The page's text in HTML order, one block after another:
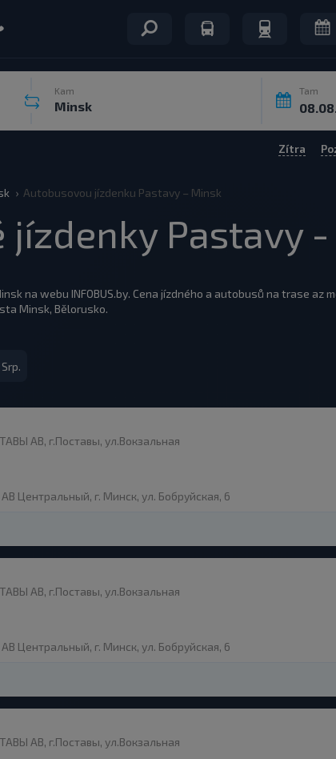
Kam Tam
Zítra
Autobusovou jízdenku Pastavy – Minsk
Pastavy
na webu INFOBUS.by. Cena jízdného a autobusů na trase
Minsk, Bělorusko.
АВ, г.Поставы, ул.Вокзальная
Центральный, г. Минск, ул. Бобруйская, 6
АВ, г.Поставы, ул.Вокзальная
Центральный, г. Минск, ул. Бобруйская, 6
АВ, г.Поставы, ул.Вокзальная